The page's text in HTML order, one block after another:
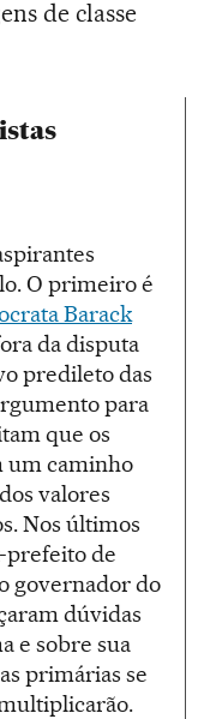
de classe
O primeiro é
Barack
da disputa
predileto das
para
que os
um caminho
valores
Nos últimos
prefeito de
governador do
dúvidas
e sobre sua
primárias se